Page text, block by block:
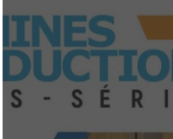
CENTRE DE FORMATION